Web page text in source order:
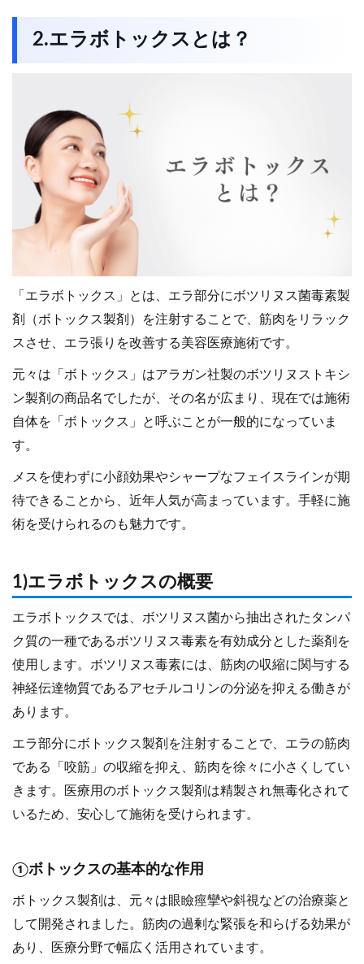
2.エラボトックスとは？
「エラボトックス」とは、エラ部分にボツリヌス菌毒素製
剤（ボトックス製剤）を注射することで、筋肉をリラック
スさせ、エラ張りを改善する美容医療施術です。
元々は「ボトックス」はアラガン社製のボツリヌストキシ
ン製剤の商品名でしたが、その名が広まり、現在では施術
自体を「ボトックス」と呼ぶことが一般的になっていま
す。
メスを使わずに小顔効果やシャープなフェイスラインが期
待できることから、近年人気が高まっています。手軽に施
術を受けられるのも魅力です。
1)エラボトックスの概要
エラボトックスでは、ボツリヌス菌から抽出されたタンパ
ク質の一種であるボツリヌス毒素を有効成分とした薬剤を
使用します。ボツリヌス毒素には、筋肉の収縮に関与する
神経伝達物質であるアセチルコリンの分泌を抑える働きが
あります。
エラ部分にボトックス製剤を注射することで、エラの筋肉
である「咬筋」の収縮を抑え、筋肉を徐々に小さくしてい
きます。医療用のボトックス製剤は精製され無毒化されて
いるため、安心して施術を受けられます。
①ボトックスの基本的な作用
ボトックス製剤は、元々は眼瞼痙攣や斜視などの治療薬と
して開発されました。筋肉の過剰な緊張を和らげる効果が
あり、医療分野で幅広く活用されています。